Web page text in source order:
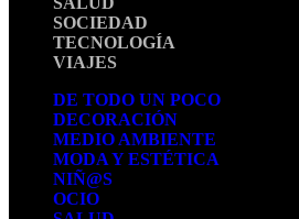
SOCIEDAD
TECNOLOGÍA
VIAJES
DE TODO UN POCO
DECORACIÓN
MEDIO AMBIENTE
MODA Y ESTÉTICA
NIÑ@S
OCIO